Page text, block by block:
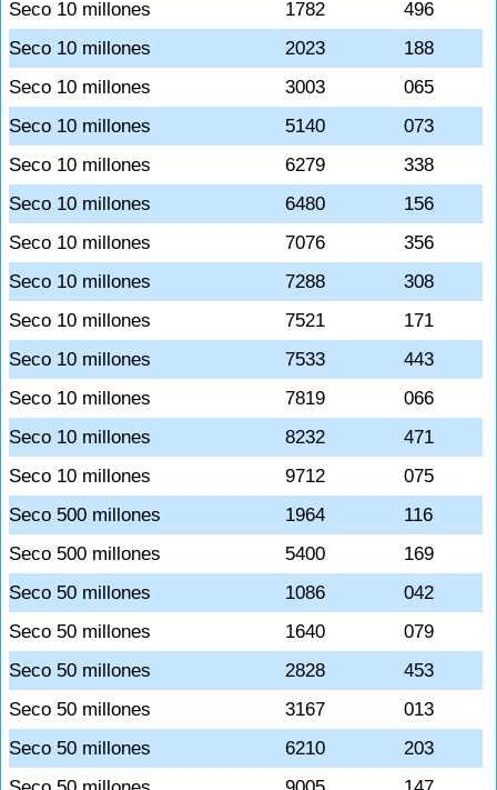
Seco 10 millones
1782
496
Seco 10 millones
2023
188
Seco 10 millones
3003
065
Seco 10 millones
5140
073
Seco 10 millones
6279
338
Seco 10 millones
6480
156
Seco 10 millones
7076
356
Seco 10 millones
7288
308
Seco 10 millones
7521
171
Seco 10 millones
7533
443
Seco 10 millones
7819
066
Seco 10 millones
8232
471
Seco 10 millones
9712
075
Seco 500 millones
1964
116
Seco 500 millones
5400
169
Seco 50 millones
1086
042
Seco 50 millones
1640
079
Seco 50 millones
2828
453
Seco 50 millones
3167
013
Seco 50 millones
6210
203